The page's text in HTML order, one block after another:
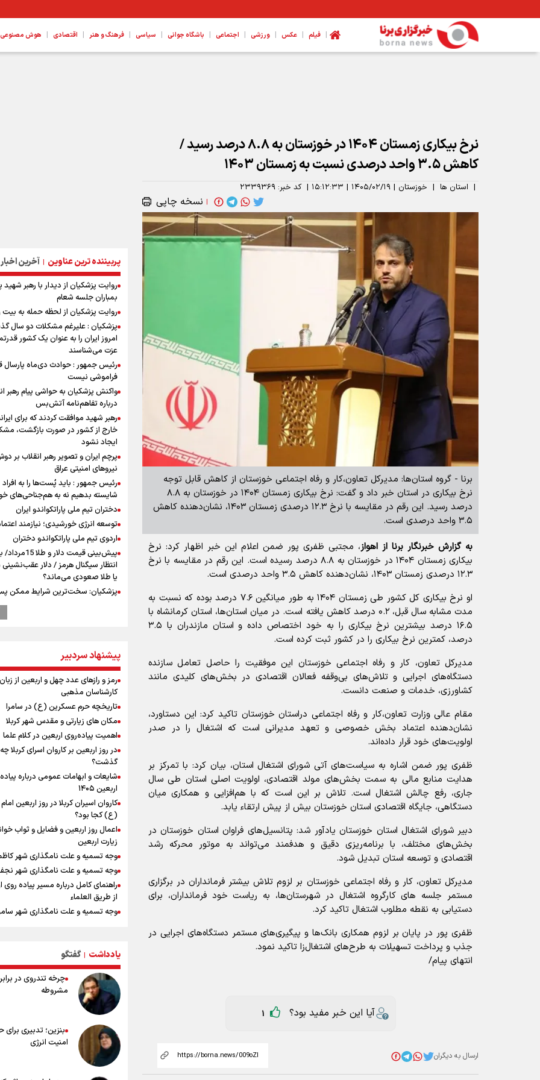
| فیلم | عکس | ورزشی | اجتماعی | باشگاه جوانی | سیاسی | فرهنگ و هنر | اقتصادی | هوش مصنوعی،
نرخ بیکاری زمستان ۱۴۰۴ در خوزستان به ۸.۸ درصد رسید /
کاهش ۳.۵ واحد درصدی نسبت به زمستان ۱۴۰۳
| استان ها | خوزستان | ۱۴۰۵/۰۲/۱۹ | ۱۵:۱۲:۳۳ | کد خبر: ۲۳۳۹۳۶۹
| نسخه چاپی
برنا - گروه استان‌ها: مدیرکل تعاون،کار و رفاه اجتماعی خوزستان از کاهش قابل توجه
نرخ بیکاری در استان خبر داد و گفت: نرخ بیکاری زمستان ۱۴۰۴ در خوزستان به ۸.۸
درصد رسید. این رقم در مقایسه با نرخ ۱۲.۳ درصدی زمستان ۱۴۰۳، نشان‌دهنده کاهش
۳.۵ واحد درصدی است.
به گزارش خبرنگار برنا از اهواز، مجتبی ظفری پور ضمن اعلام این خبر اظهار کرد: نرخ
بیکاری زمستان ۱۴۰۴ در خوزستان به ۸.۸ درصد رسیده است. این رقم در مقایسه با نرخ
۱۲.۳ درصدی زمستان ۱۴۰۳، نشان‌دهنده کاهش ۳.۵ واحد درصدی است.
او نرخ بیکاری کل کشور طی زمستان ۱۴۰۴ به طور میانگین ۷.۶ درصد بوده که نسبت به
مدت مشابه سال قبل، ۰.۲ درصد کاهش یافته است. در میان استان‌ها، استان کرمانشاه با
۱۶.۵ درصد بیشترین نرخ بیکاری را به خود اختصاص داده و استان مازندران با ۳.۵
درصد، کمترین نرخ بیکاری را در کشور ثبت کرده است.
مدیرکل تعاون، کار و رفاه اجتماعی خوزستان این موفقیت را حاصل تعامل سازنده
دستگاه‌های اجرایی و تلاش‌های بی‌وقفه فعالان اقتصادی در بخش‌های کلیدی مانند
کشاورزی، خدمات و صنعت دانست.
مقام عالی وزارت تعاون،کار و رفاه اجتماعی دراستان خوزستان تاکید کرد: این دستاورد،
نشان‌دهنده اعتماد بخش خصوصی و تعهد مدیرانی است که اشتغال را در صدر
اولویت‌های خود قرار داده‌اند.
ظفری پور ضمن اشاره به سیاست‌های آتی شورای اشتغال استان، بیان کرد: با تمرکز بر
هدایت منابع مالی به سمت بخش‌های مولد اقتصادی، اولویت اصلی استان طی سال
جاری، رفع چالش اشتغال است. تلاش بر این است که با هم‌افزایی و همکاری میان
دستگاهی، جایگاه اقتصادی استان خوزستان بیش از پیش ارتقاء یابد.
دبیر شورای اشتغال استان خوزستان یادآور شد: پتانسیل‌های فراوان استان خوزستان در
بخش‌های مختلف، با برنامه‌ریزی دقیق و هدفمند می‌تواند به موتور محرکه رشد
اقتصادی و توسعه استان تبدیل شود.
مدیرکل تعاون، کار و رفاه اجتماعی خوزستان بر لزوم تلاش بیشتر فرمانداران در برگزاری
مستمر جلسه های کارگروه اشتغال در شهرستان‌ها، به ریاست خود فرمانداران، برای
دستیابی به نقطه مطلوب اشتغال تاکید کرد.
ظفری پور در پایان بر لزوم همکاری بانک‌ها و پیگیری‌های مستمر دستگاه‌های اجرایی در
جذب و پرداخت تسهیلات به طرح‌های اشتغال‌زا تاکید نمود.
انتهای پیام/
آیا این خبر مفید بود؟ 1
ارسال به دیگران
پربیننده ترین عناوین | آخرین اخبار
روایت پزشکیان از دیدار با رهبر
بمباران جلسه شعام
روایت پزشکیان از لحظه حمله به بیت
پزشکیان : علیرغم مشکلات دو سال
امروز ایران را به عنوان یک کشور
عزت می‌شناسند
رئیس جمهور : حوادث دی‌ماه پارسال
فراموشی نیست
واکنش پزشکیان به حواشی پیام رهبر
درباره تفاهم‌نامه آتش‌بس
رهبر شهید موافقت کردند که برای
خارج از کشور در صورت بازگشت،
ایجاد نشود
پرچم ایران و تصویر رهبر انقلاب بر
نیروهای امنیتی عراق
رئیس جمهور : باید پُست‌ها را به افراد
شایسته بدهیم نه به هم‌جناحی‌های
دختران تیم ملی پاراتکواندو ایران
توسعه انرژی خورشیدی؛ نیازمند
اردوی تیم ملی پاراتکواندو دختران
پیش‌بینی قیمت دلار و
انتظار سیگنال هرمز / دلار
یا طلا صعودی می‌ماند؟
پزشکیان: سخت‌ترین شرایط ممکن
انقلاب را تجربه میکنیم/ اگر تا امروز
بخاطر همه‌ مردم نجیب ایران بوده
راویان عشق در مرز مهران؛ روایت
رسانه‌ای اربعین از قاب دوربین
ایلامی
ترس نتانیاهو از ترور
فرود یک بالگرد در بیمارستان رمبام در
اشغالی در پی هلاکت ۲ نظامی
زخمی شدن ۷ نظامی دیگر
ارتش صهیونیستی زمین‌های کشاورزی
جنوب لبنان را به آتش کشید
چه کسی باید قیمت‌ها را تعیین کند؟
بازگشت روان دو میلیون و هشتصد هزار
اربعین از مرزهای شش‌گانه
ایران آقای بلامنازع تنگه هرمز
وزیر خارجه مصر: رژیم اسراییل بدون
حقوق مشروع مردم فلسطین امنیت
داشت
مستمری مددجویان کفاف زندگی را
/ حمایت از ۱۹هزار زن‌ سرپرست خانوار
نشست وزیران خارجه مصر، ترکیه،
عربستان با محوریت تحولات منطقه
فیدان: حماس به تعهدات خود عمل
درمانی به زائران اربعین
پیشنهاد سردبیر
رمز و رازهای عدد چهل و اربعین از زبان
کارشناسان مذهبی
تاریخچه حرم عسکرین (ع) در سامرا
مکان های زیارتی و مقدس شهر کربلا
اهمیت پیاده‌روی اربعین در کلام علما
در روز اربعین بر کاروان اسرای کربلا چه
گذشت؟
شایعات و ابهامات عمومی درباره
اربعین ۱۴۰۵
کاروان اسیران کربلا در روز اربعین
(ع) کجا بود؟
اعمال روز اربعین و فضایل و ثواب
زیارت اربعین
وجه تسمیه و علت نامگذاری شهر
وجه تسمیه و علت نامگذاری شهر
راهنمای کامل درباره مسیر پیاده روی
از طریق العلماء
وجه تسمیه و علت نامگذاری شهر
۱۴۰۵
توصیه هایی مهم برای پیچ خوردگی پا
پیاده روی اربعین
سفری ایمن و معنوی
عراقی ها
بهترین ذکر در پیاده‌روی اربعین
اربعین
یادداشت | گفتگو
چرخه تندروی در
مشروطه
بنزین؛ تدبیری
امنیت انرژی